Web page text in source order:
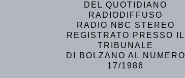
DEL QUOTIDIANO
RADIODIFFUSO
RADIO NBC STEREO
REGISTRATO PRESSO IL
TRIBUNALE
DI BOLZANO AL NUMERO
17/1986